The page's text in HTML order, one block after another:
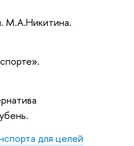
М.А.Никитина.
для целей